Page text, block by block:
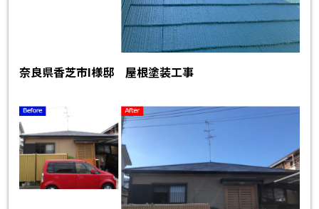
奈良県香芝市I様邸 屋根塗装工事